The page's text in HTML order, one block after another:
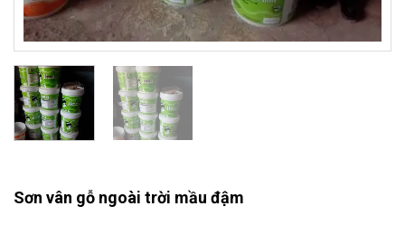
Sơn vân gỗ ngoài trời mầu đậm